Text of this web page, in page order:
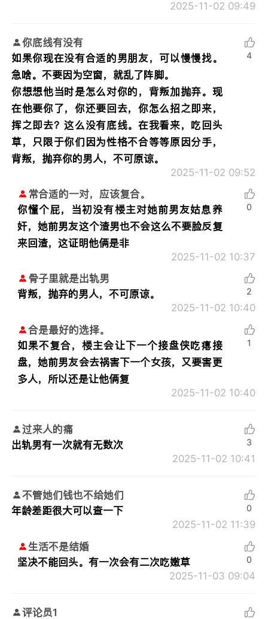
2025-11-02 09:49
你底线有没有
如果你现在没有合适的男朋友，可以慢慢找。
急啥。不要因为空窗，就乱了阵脚。
你想想他当时是怎么对你的，背叛加抛弃。现
在他要你了，你还要回去，你怎么招之即来，
挥之即去？这么没有底线。在我看来，吃回头
草，只限于你们因为性格不合等等原因分手，
背叛，抛弃你的男人，不可原谅。
2025-11-02 09:52
4
常合适的一对，应该复合。
你懂个屁，当初没有楼主对她前男友姑息养
奸，她前男友这个渣男也不会这么不要脸反复
来回渣，这证明他俩是非
2025-11-02 10:37
0
骨子里就是出轨男
背叛，抛弃的男人，不可原谅。
2025-11-02 10:40
2
合是最好的选择。
如果不复合，楼主会让下一个接盘侠吃瘪接
盘，她前男友会去祸害下一个女孩，又要害更
多人，所以还是让他俩复
2025-11-02 10:40
1
过来人的痛
出轨男有一次就有无数次
2025-11-02 10:41
3
不管她们钱也不给她们
年龄差距很大可以查一下
2025-11-02 11:39
0
生活不是结婚
坚决不能回头。有一次会有二次吃嫩草
2025-11-03 09:04
0
评论员1